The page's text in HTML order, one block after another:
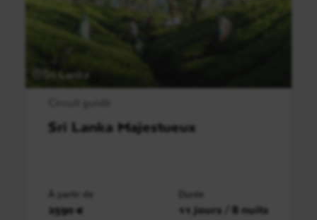
Sri Lanka
Sri Lanka Majestueux
À partir de
2590 €
Durée
11 jours / 8 nuits